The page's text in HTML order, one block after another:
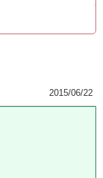
2015/06/22